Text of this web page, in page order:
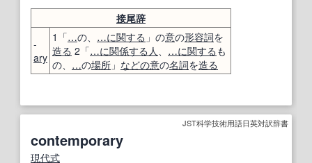
接尾辞
-
ary
1「…の、 …に関する 」の意の形容詞を
造る 2「…に関係する 人、 …に関する も
の、 …の場所 」 などの意の名詞を造る
JST科学技術用語日英対訳辞書
contemporary
現代式